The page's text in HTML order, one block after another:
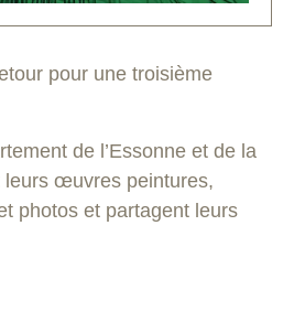
pour une troisième
de l’Essonne et de la
leurs œuvres peintures,
photos et partagent leurs